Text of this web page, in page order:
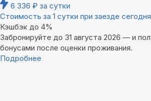
6 336 ₽ за сутки
Стоимость за 1 сутки при заезде сегодня
Кэшбэк до 4%
Забронируйте до 31 августа 2026 — и
бонусами после оценки проживания.
Подробнее